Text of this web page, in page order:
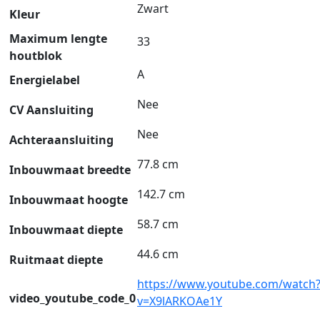
Kleur
Zwart
Maximum lengte
houtblok
33
Energielabel A
CV Aansluiting Nee
Achteraansluiting Nee
Inbouwmaat breedte 77.8 cm
Inbouwmaat hoogte 142.7 cm
Inbouwmaat diepte 58.7 cm
Ruitmaat diepte 44.6 cm
video_youtube_code_0
https://www.youtube.com/watch?
v=X9lARKOAe1Y